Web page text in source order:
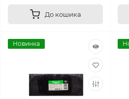
До кошика
Новинка